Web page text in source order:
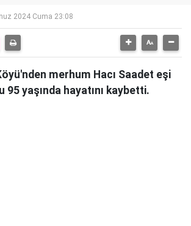
2024 Cuma 23:08
merhum Hacı Saadet eşi
95 yaşında hayatını kaybetti.